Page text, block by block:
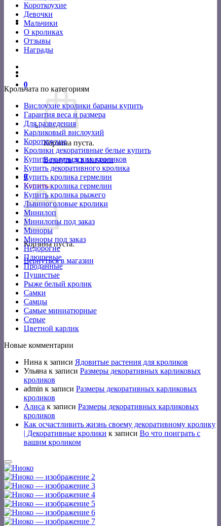
Короткоухие
Девочки
Мальчики
О кроликах
Отзывы
Награды
0
Корзина пуста.
Вернуться в магазин
0
Корзина
Корзина пуста.
Вернуться в магазин
Крольчата по категориям
Вислоухие кролики бараны купить
Гарантия веса и размера
Для разведения
Карликовый вислоухий
Короткоухие
Кролики декоративные белые купить
Купить голландских кроликов
Купить декоративного кролика
Купить кролика гермелин
Купить кролика гермелин
Купить кролика рыжего
Львиноголовые кролики
Минилоп
Минилопы под заказ
Миноры
Миноры под заказ
Недорогие
Плюшевые
Проданные
Пушистые
Рыже белый кролик
Самки
Самцы
Самые миниатюрные
Серые
Цветной карлик
Новые комментарии
Нина к записи Ядовитые растения для кроликов
Ульяна к записи Размеры декоративных карликовых
кроликов
admin к записи Размеры декоративных карликовых
кроликов
Алиса к записи Размеры декоративных карликовых
кроликов
Как осчастливить жизнь своему декоративному кролику
| Декоративные кролики к записи Во что поиграть с
вашим кроликом